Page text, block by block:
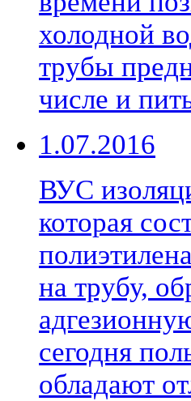
холодной
трубы
числе и
1.07.2016
ВУС
которая
на трубу,
сегодня
обладают